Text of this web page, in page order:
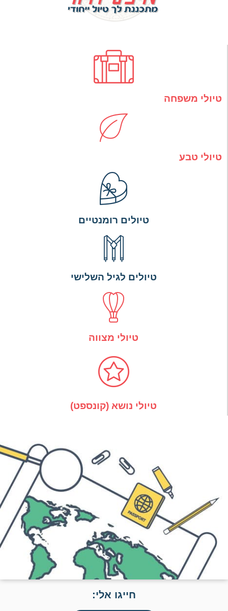
טיולי משפחה
טיולי טבע
טיולים רומנטיים
טיולים לגיל השלישי
טיולי מצווה
טיולי נושא (קונספט)
חייגו אלי: